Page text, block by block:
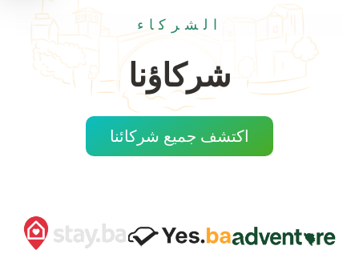
الشركاء
شركاؤنا
اكتشف جميع شركائنا